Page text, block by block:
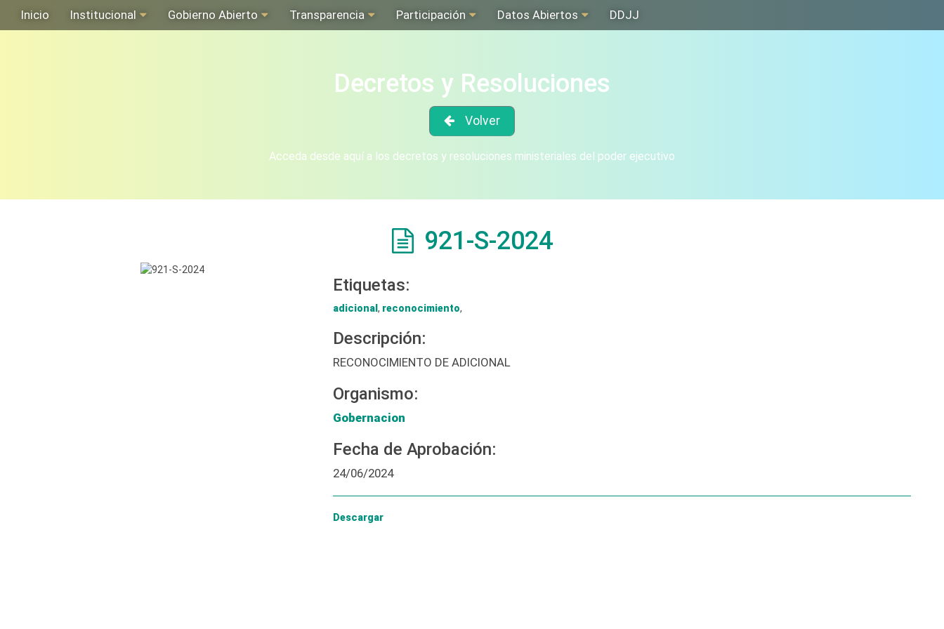
Inicio Institucional Gobierno Abierto Transparencia Participación Datos Abiertos DDJJ
Decretos y Resoluciones
Volver
Acceda desde aquí a los decretos y resoluciones ministeriales del poder ejecutivo
921-S-2024
Etiquetas:
adicional , reconocimiento,
Descripción:
RECONOCIMIENTO DE ADICIONAL
Organismo:
Gobernacion
Fecha de Aprobación:
24/06/2024
Descargar